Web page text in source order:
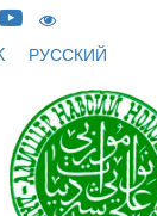
РУССКИЙ